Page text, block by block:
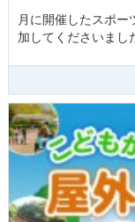
月に開催したスポー
加してくださいまし